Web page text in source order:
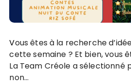
Vous êtes à la recherche d’idées de sorties pour
cette semaine ? Et bien, vous
La Team Créole a sélectionné
non…